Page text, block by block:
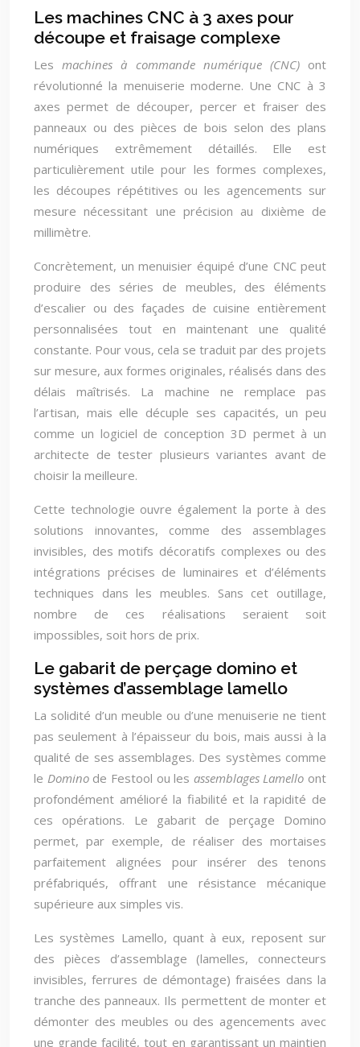
Les machines CNC à 3 axes pour
découpe et fraisage complexe
Lesmachines à commande numérique (CNC)ont
révolutionné la menuiserie moderne. Une CNC à 3
axes permet de découper, percer et fraiser des
panneaux ou des pièces de bois selon des plans
numériques extrêmement détaillés. Elle est
particulièrement utile pour les formes complexes,
les découpes répétitives ou les agencements sur
mesure nécessitant une précision au dixième de
millimètre.
Concrètement, un menuisier équipé d’une CNC peut
produire des séries de meubles, des éléments
d’escalier ou des façades de cuisine entièrement
personnalisées tout en maintenant une qualité
constante. Pour vous, cela se traduit par des projets
sur mesure, aux formes originales, réalisés dans des
délais maîtrisés. La machine ne remplace pas
l’artisan, mais elle décuple ses capacités, un peu
comme un logiciel de conception 3D permet à un
architecte de tester plusieurs variantes avant de
choisir la meilleure.
Cette technologie ouvre également la porte à des
solutions innovantes, comme des assemblages
invisibles, des motifs décoratifs complexes ou des
intégrations précises de luminaires et d’éléments
techniques dans les meubles. Sans cet outillage,
nombre de ces réalisations seraient soit
impossibles, soit hors de prix.
Le gabarit de perçage domino et
systèmes d’assemblage lamello
La solidité d’un meuble ou d’une menuiserie ne tient
pas seulement à l’épaisseur du bois, mais aussi à la
qualité de ses assemblages. Des systèmes comme
le Dominode Festool ou les assemblages Lamello ont
profondément amélioré la fiabilité et la rapidité de
ces opérations. Le gabarit de perçage Domino
permet, par exemple, de réaliser des mortaises
parfaitement alignées pour insérer des tenons
préfabriqués, offrant une résistance mécanique
supérieure aux simples vis.
Les systèmes Lamello, quant à eux, reposent sur
des pièces d’assemblage (lamelles, connecteurs
invisibles, ferrures de démontage) fraisées dans la
tranche des panneaux. Ils permettent de monter et
démonter des meubles ou des agencements avec
une grande facilité, tout en garantissant un maintien